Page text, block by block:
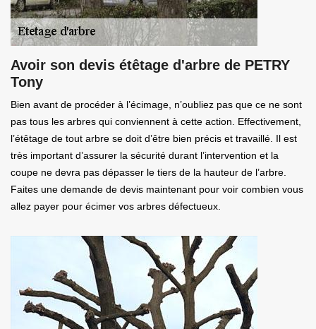
Avoir son devis étêtage d'arbre de PETRY
Tony
Bien avant de procéder à l’écimage, n’oubliez pas que ce ne sont
pas tous les arbres qui conviennent à cette action. Effectivement,
l’étêtage de tout arbre se doit d’être bien précis et travaillé. Il est
très important d’assurer la sécurité durant l’intervention et la
coupe ne devra pas dépasser le tiers de la hauteur de l’arbre.
Faites une demande de devis maintenant pour voir combien vous
allez payer pour écimer vos arbres défectueux.